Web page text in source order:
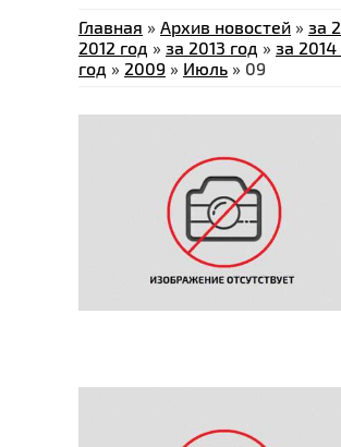
Главная » Архив новостей » за
2012 год » за 2013 год » за 2014
год » 2009 » Июль » 09